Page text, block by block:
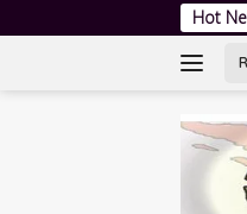
ke
Hot